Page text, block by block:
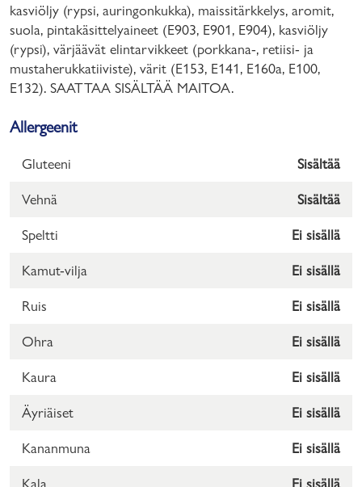
kasviöljy (rypsi, auringonkukka), maissitärkkelys, aromit,
suola, pintakäsittelyaineet (E903, E901, E904), kasviöljy
(rypsi), värjäävät elintarvikkeet (porkkana-, retiisi- ja
mustaherukkatiiviste), värit (E153, E141, E160a, E100,
E132). SAATTAA SISÄLTÄÄ MAITOA.
Allergeenit
Gluteeni Sisältää
Vehnä Sisältää
Speltti Ei sisällä
Kamut-vilja Ei sisällä
Ruis Ei sisällä
Ohra Ei sisällä
Kaura Ei sisällä
Äyriäiset Ei sisällä
Kananmuna Ei sisällä
Kala Ei sisällä